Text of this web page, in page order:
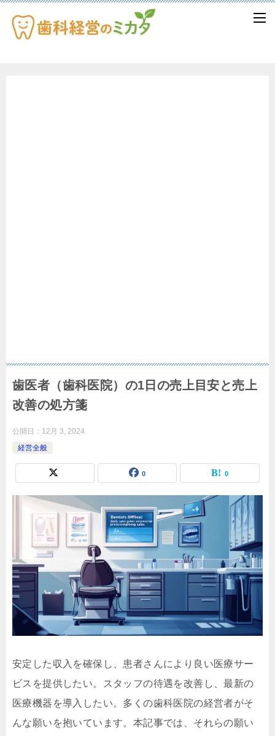
歯医者（歯科医院）の1日の売上目安と売上
改善の処方箋
公開日： 12月 3, 2024
経営全般
0 0
安定した収入を確保し、患者さんにより良い医療サー
ビスを提供したい。スタッフの待遇を改善し、最新の
医療機器を導入したい。多くの歯科医院の経営者がそ
んな願いを抱いています。本記事では、それらの願い